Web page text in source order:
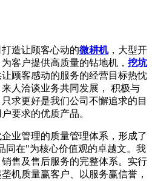
造让顾客心动的微耕机，大型开
客户提供高质量的钻地机， 挖坑
顾客感动的服务的经营目标热忱
人洽谈业务共同发展， 积极与
求更好是我们公司不懈追求的目
要求的优质产品。
管理的质量管理体系，形成了
同在"为核心价值观的卓越文。我
售及售后服务的完整体系。实行
机质量赢客户、以服务赢信誉，